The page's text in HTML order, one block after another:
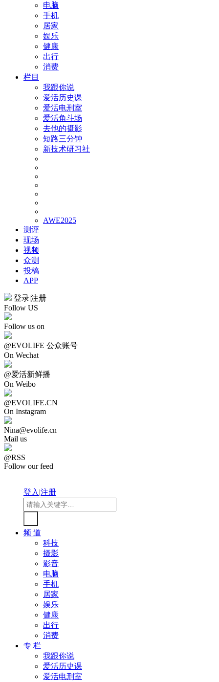
电脑
手机
居家
娱乐
健康
出行
消费
栏目
我跟你说
爱活历史课
爱活电刑室
爱活角斗场
去他的摄影
短路三分钟
新技术研习社
AWE2025
测评
现场
视频
众测
投稿
APP
登录|注册
Follow US
Follow us on
@EVOLIFE 公众账号
On Wechat
@爱活新鲜播
On Weibo
@EVOLIFE.CN
On Instagram
Nina@evolife.cn
Mail us
@RSS
Follow our feed
登入|注册
频 道
科技
摄影
影音
电脑
手机
居家
娱乐
健康
出行
消费
专 栏
我跟你说
爱活历史课
爱活电刑室